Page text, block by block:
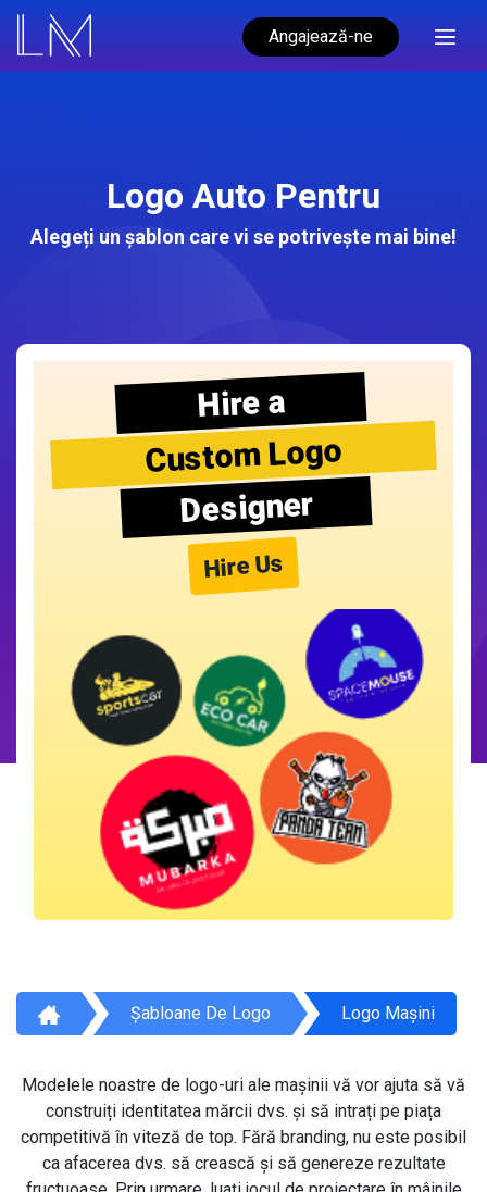
Angajează-ne
Logo Auto Pentru
Alegeți un șablon care vi se potrivește mai bine!
Hire a
Custom Logo
Designer
Hire Us
Șabloane De Logo Logo Mașini
Modelele noastre de logo-uri ale mașinii vă vor ajuta să vă
construiți identitatea mărcii dvs. și să intrați pe piața
competitivă în viteză de top. Fără branding, nu este posibil
ca afacerea dvs. să crească și să genereze rezultate